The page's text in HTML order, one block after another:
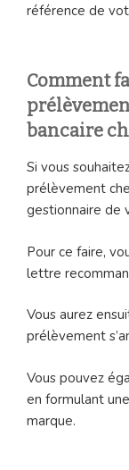
référence de
Comment
bancaire
Si vous
prélèvement
gestionnaire de
Pour ce faire,
lettre
Vous aurez
prélèvement
Vous pouvez
en formulant
marque.